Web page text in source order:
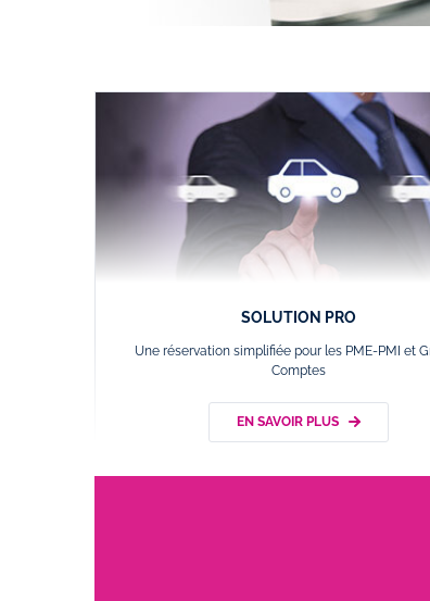
SOLUTION PRO
Une réservation simplifiée pour les PME-PMI et
Comptes
EN SAVOIR PLUS